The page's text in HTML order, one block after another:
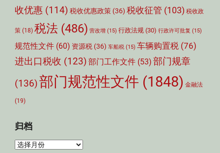
收优惠 (114) 税收优惠政策 (36) 税收征管 (103) 税收政
策 (18) 税法 (486) 营改增 (15) 行政法规 (30) 行政许可批复 (15)
规范性文件 (60) 资源税 (36) 车船税 (15) 车辆购置税 (76)
进出口税收 (123) 部门工作文件 (53) 部门规章
(136)部门规范性文件 (1848) 金融法
(19)
归档
归